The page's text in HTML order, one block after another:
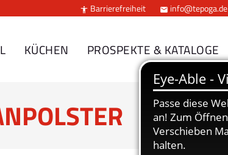
 Barrierefreiheit  info@tepoga.de
KÜCHEN PROSPEKTE & KATALOGE